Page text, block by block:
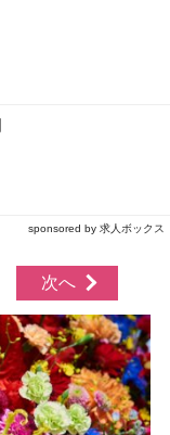
sponsored by 求人ボックス
次へ